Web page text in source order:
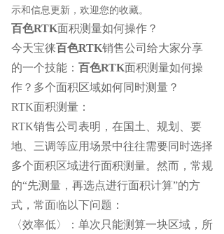
示和信息更新，欢迎您的收藏。
百色RTK面积测量如何操作？
今天宝徕百色RTK销售公司给大家分享
的一个技能： 百色RTK面积测量如何操
作？多个面积区域如何同时测量？
RTK面积测量：
RTK销售公司表明， 在国土、规划、要
地、三调等应用场景中往往需要同时选择
多个面积区域进行面积测量。然而，常规
的“先测量，再选点进行面积计算”的方
式，常面临以下问题：
〈效率低〉：单次只能测算一块区域，所